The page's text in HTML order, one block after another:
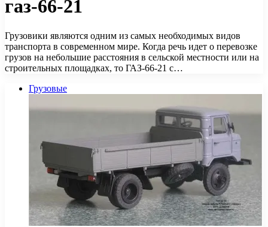
газ-66-21
Грузовики являются одним из самых необходимых видов
транспорта в современном мире. Когда речь идет о перевозке
грузов на небольшие расстояния в сельской местности или на
строительных площадках, то ГАЗ-66-21 с…
Грузовые